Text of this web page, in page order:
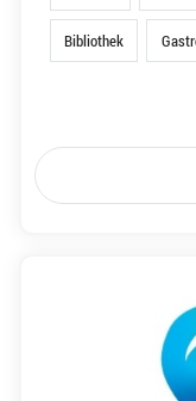
Bibliothek